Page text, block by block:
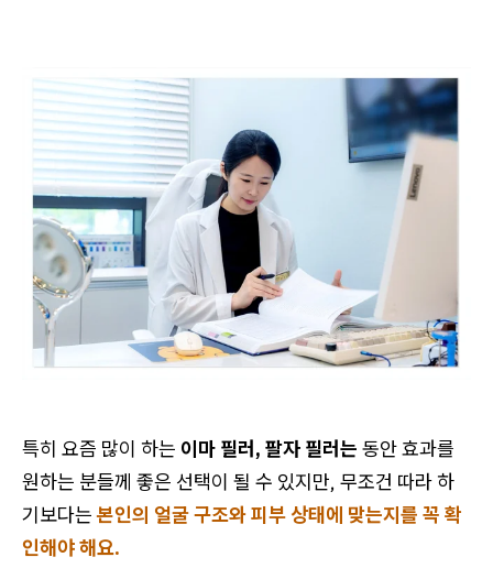
특히 요즘 많이 하는 이마 필러, 팔자 필러는 동안 효과를
원하는 분들께 좋은 선택이 될 수 있지만, 무조건 따라 하
기보다는본인의 얼굴 구조와 피부 상태에 맞는지를 꼭 확
인해야 해요.